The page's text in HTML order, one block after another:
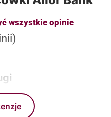
wszystkie opinie